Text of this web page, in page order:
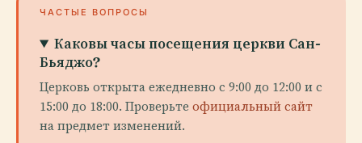
ЧАСТЫЕ ВОПРОСЫ
Каковы часы посещения церкви Сан-
Бьяджо?
Церковь открыта ежедневно с 9:00 до 12:00 и с
15:00 до 18:00. Проверьте официальный сайт
на предмет изменений.